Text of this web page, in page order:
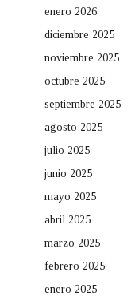
enero 2026
diciembre 2025
noviembre 2025
octubre 2025
septiembre 2025
agosto 2025
julio 2025
junio 2025
mayo 2025
abril 2025
marzo 2025
febrero 2025
enero 2025